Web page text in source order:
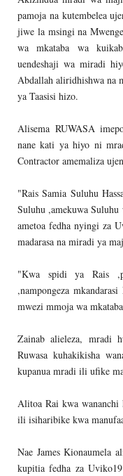
pamoja na kutembelea
jiwe la msingi na
wa mkataba wa
uendeshaji wa miradi
Abdallah aliridhishwa na
ya Taasisi hizo.
Alisema RUWASA
nane kati ya hiyo ni
Contractor amemaliza
"Rais Samia Suluhu
Suluhu ,amekuwa
ametoa fedha nyingi za
madarasa na miradi ya
"Kwa spidi ya Rais
,nampongeza
mwezi mmoja wa
Zainab alieleza, mradi
Ruwasa kuhakikisha
kupanua mradi ili ufike
Alitoa Rai kwa
ili isiharibike kwa
Nae James Kionaumela
kupitia fedha za